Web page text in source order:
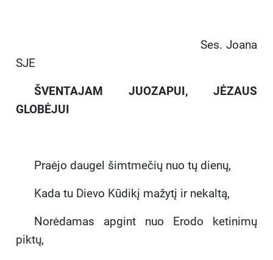
Ses. Joana
SJE
ŠVENTAJAM JUOZAPUI, JĖZAUS
GLOBĖJUI
Praėjo daugel šimtmečių nuo tų dienų,
Kada tu Dievo Kūdikį mažytį ir nekaltą,
Norėdamas apgint nuo Erodo ketinimų
piktų,